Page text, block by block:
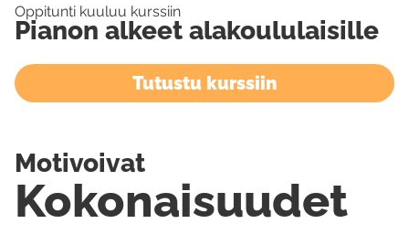
Oppitunti kuuluu kurssiin
Pianon alkeet alakoululaisille
Tutustu kurssiin
Kokonaisuudet
Motivoivat